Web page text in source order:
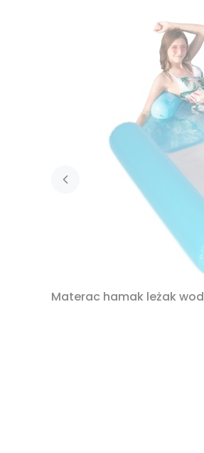
Materac hamak leżak